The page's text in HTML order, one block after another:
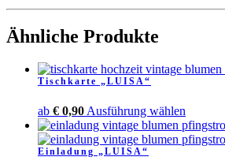
Ähnliche Produkte
Tischkarte „LUISA“
ab € 0,90 Ausführung wählen
Produkt
weist
Einladung „LUISA“